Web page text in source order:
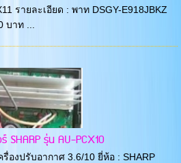
รายละเอียด : พาท DSGY-E918JBKZ
บาท ...
SHARP รุ่น AU-PCX10
องปรับอากาศ 3.6/10 ยี่ห้อ : SHARP